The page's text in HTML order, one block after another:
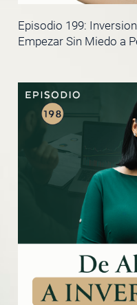
Episodio 199:
Empezar Sin Miedo a